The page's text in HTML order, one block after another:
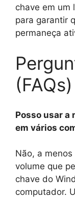
chave em um
para garantir
permaneça
(FAQs)
Posso usar a
em vários
Não, a
volume que
chave do
computador.